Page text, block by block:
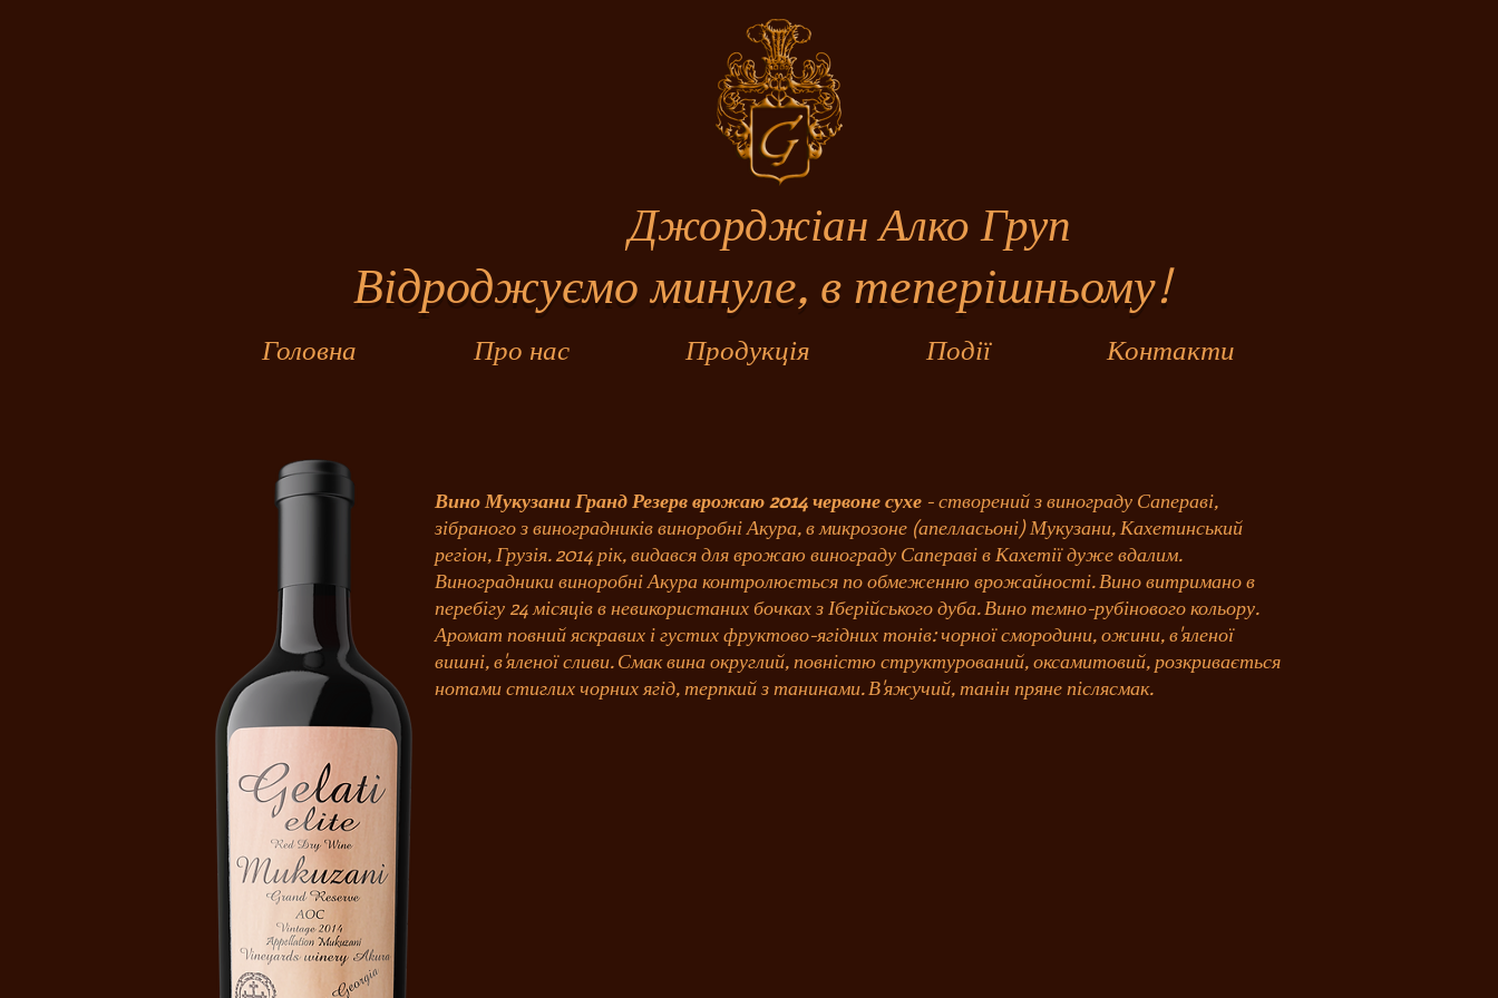
Джорджіан Алко Груп
Відроджуємо минуле, в теперішньому!
Головна Про нас Продукція Події Контакти
Вино Мукузани Гранд Резерв врожаю 2014 червоне сухе - створений з винограду Сапераві,
зібраного з виноградників виноробні Акура, в микрозоне (апелласьоні) Мукузани, Кахетинський
регіон, Грузія. 2014 рік, видався для врожаю винограду Сапераві в Кахетії дуже вдалим.
Виноградники виноробні Акура контролюється по обмеженню врожайності. Вино витримано в
перебігу 24 місяців в невикористаних бочках з Іберійського дуба. Вино темно-рубінового кольору.
Аромат повний яскравих і густих фруктово-ягідних тонів: чорної смородини, ожини, в'яленої
вишні, в'яленої сливи. Смак вина округлий, повністю структурований, оксамитовий, розкривається
нотами стиглих чорних ягід, терпкий з танинами. В'яжучий, танін пряне післясмак.